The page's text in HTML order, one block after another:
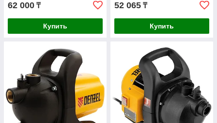
62 000 ₸
Купить
52 065 ₸
Купить